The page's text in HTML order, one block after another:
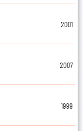
2001
2007
1999